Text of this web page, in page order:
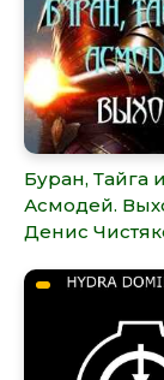
Буран, Тайга и
Асмодей.
Денис